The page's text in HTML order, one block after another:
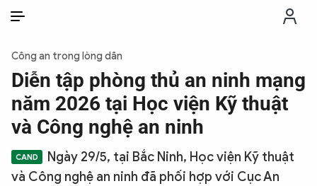
THỜI SỰ
CHỐNG DIỄN BIẾN HÒA BÌNH
CÔNG AN TRONG LÒNG DÂN
Công an trong lòng dân
Diễn tập phòng thủ an ninh mạng
năm 2026 tại Học viện Kỹ thuật
và Công nghệ an ninh
Ngày 29/5, tại Bắc Ninh, Học viện Kỹ thuật
và Công nghệ an ninh đã phối hợp với Cục An